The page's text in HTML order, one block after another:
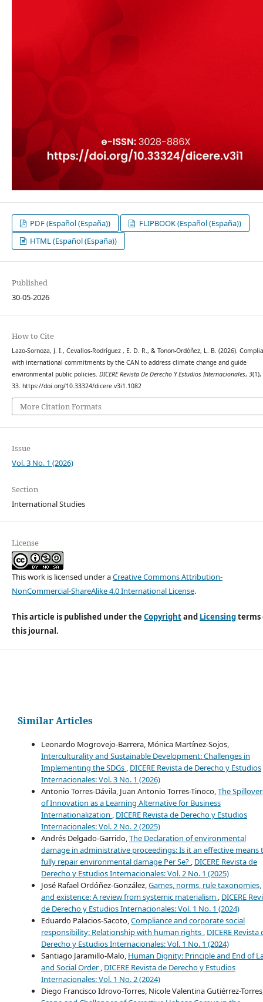
PDF (Español (España))
FLIPBOOK (Español (España))
HTML (Español (España))
Published
30-05-2026
How to Cite
Lazo-Sornoza, J. I., Cevallos-Rodríguez , E. D. R., & Tonon-Ordóñez, L. B. (2026).
with international commitments by the CAN to address climate change and guide
environmental public policies.DICERE Revista De Derecho Y Estudios Internacionales,3(1),
33. https://doi.org/10.33324/dicere.v3i1.1082
More Citation Formats
Issue
Vol. 3 No. 1 (2026)
Section
International Studies
License
This work is licensed under aCreative Commons Attribution-
NonCommercial-ShareAlike 4.0 International License.
This article is published under theCopyrightand Licensingterms
this journal.
Similar Articles
Leonardo Mogrovejo-Barrera, Mónica Martínez-Sojos,
Interculturality and Sustainable Development: Challenges in
Implementing the SDGs , DICERE Revista de Derecho y Estudios
Internacionales: Vol. 3 No. 1 (2026)
Antonio Torres-Dávila, Juan Antonio Torres-Tinoco,The
of Innovation as a Learning Alternative for Business
Internationalization , DICERE Revista de Derecho y Estudios
Internacionales: Vol. 2 No. 2 (2025)
Andrés Delgado-Garrido,The Declaration of environmental
damage in administrative proceedings: Is it an effective means
fully repair environmental damage Per Se? , DICERE Revista de
Derecho y Estudios Internacionales: Vol. 2 No. 1 (2025)
José Rafael Ordóñez-González,Games, norms, rule taxonomies,
and existence: A review from systemic materialism , DICERE
de Derecho y Estudios Internacionales: Vol. 1 No. 1 (2024)
Eduardo Palacios-Sacoto,Compliance and corporate social
responsibility: Relationship with human rights , DICERE Revista
Derecho y Estudios Internacionales: Vol. 1 No. 1 (2024)
Santiago Jaramillo-Malo, Human Dignity: Principle and End of
and Social Order, DICERE Revista de Derecho y Estudios
Internacionales: Vol. 1 No. 2 (2024)
Diego Francisco Idrovo-Torres, Nicole Valentina Gutiérrez-